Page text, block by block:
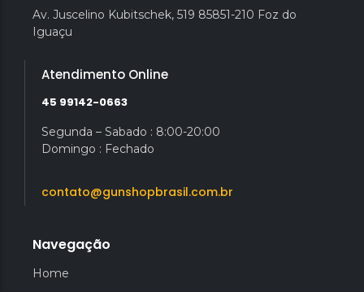
Av. Juscelino Kubitschek, 519 85851-210 Foz do
Iguaçu
Atendimento Online
45 99142-0663
Segunda – Sabado : 8:00-20:00
Domingo : Fechado
contato@gunshopbrasil.com.br
Navegação
Home